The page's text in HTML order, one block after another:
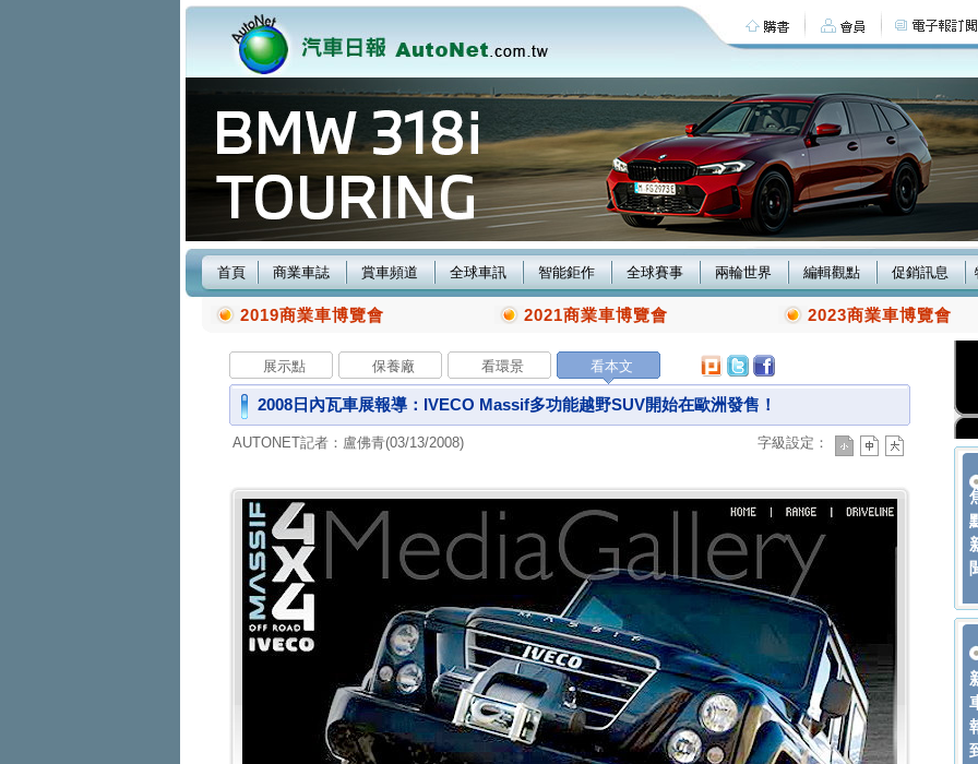
首頁 商業車誌 賞車頻道 全球車訊 智能鉅作 全球賽事 兩輪世界 編輯觀點 促銷訊息
2019商業車博覽會 2021商業車博覽會 2023商業車博覽會
展示點 保養廠 看環景 看本文
2008日內瓦車展報導：IVECO Massif多功能越野SUV開始在歐洲發售！
AUTONET記者：盧佛青(03/13/2008) 字級設定：